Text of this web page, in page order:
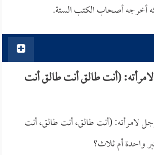
أخرجه أصحاب الكتب الستة.
(أنت طالق أنت طالق أنت
لامرأته: (أنت طالق، أنت طالق، أنت
واحدة أم ثلاث؟